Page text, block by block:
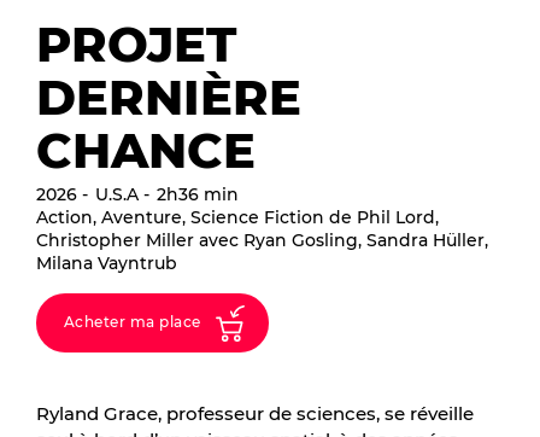
PROJET
DERNIÈRE
CHANCE
2026 U.S.A
2h36 min
Action, Aventure, Science Fiction de Phil Lord,
Christopher Miller avec Ryan Gosling, Sandra Hüller,
Milana Vayntrub
Acheter ma place
Ryland Grace, professeur de sciences, se réveille